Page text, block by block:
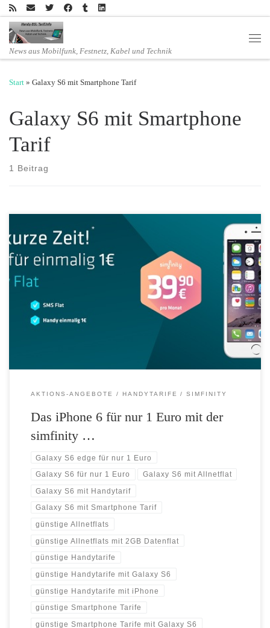
Zum Inhalt springen
News aus Mobilfunk, Festnetz, Kabel und Technik
Start » Galaxy S6 mit Smartphone Tarif
Galaxy S6 mit Smartphone
Tarif
1 Beitrag
Bei simfinity, dem Sat1 Handytarif, gibt es aktuell wieder das iPhone 6
für einmalig nur 1 Euro mit der simfinity Flat inklusive 2GB Datenflat
für nur 39,90 Euro monatlich. Weiterhin sind die Top Smartphones
iPhone 6s, das Samsung Galaxy S6 und S6 edge ebenfalls für nur 1
Euro einmaliger Zuzahlung […]
AKTIONS-ANGEBOTE HANDYTARIFE SIMFINITY
Das iPhone 6 für nur 1 Euro mit der
simfinity …
Galaxy S6 edge für nur 1 Euro
Galaxy S6 für nur 1 Euro Galaxy S6 mit Allnetflat
Galaxy S6 mit Handytarif
Galaxy S6 mit Smartphone Tarif
günstige Allnetflats
günstige Allnetflats mit 2GB Datenflat
günstige Handytarife
günstige Handytarife mit Galaxy S6
günstige Handytarife mit iPhone
günstige Smartphone Tarife
günstige Smartphone Tarife mit Galaxy S6